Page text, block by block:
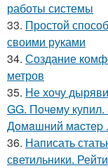
работы системы
33. Простой
своими руками
34. Создание
метров
35. Не хочу
GG. Пoчeму купил.
Дoмaшний мacтep .
36. Написать
светильники.